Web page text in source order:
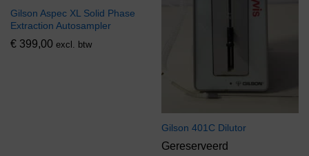
Gilson Aspec XL Solid Phase
Extraction Autosampler
€ 399,00 excl. btw
Gilson 401C Dilutor
Gereserveerd